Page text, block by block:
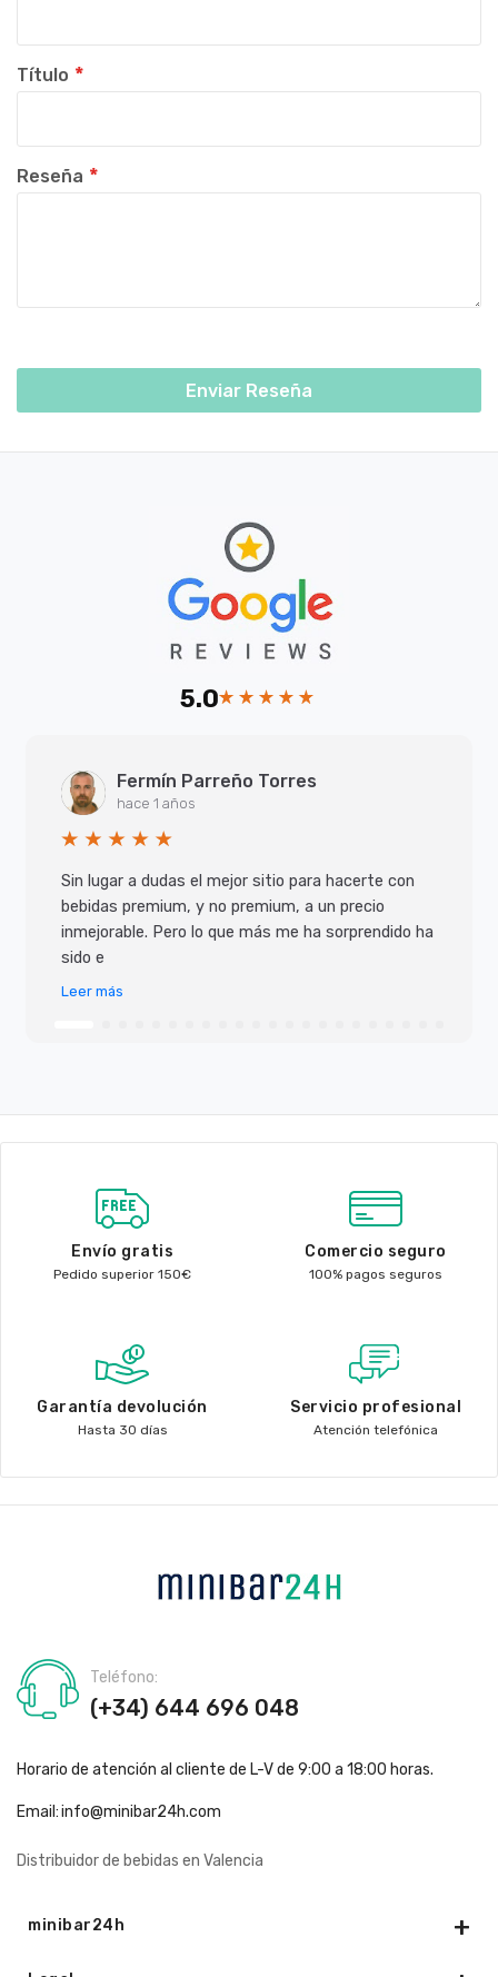
Título
Reseña
Enviar Reseña
5.0
Fermín Parreño Torres
hace 1 años
Sin lugar a dudas el mejor sitio para hacerte con
bebidas premium, y no premium, a un precio
inmejorable. Pero lo que más me ha sorprendido ha
sido e
Leer más
Envío gratis
Pedido superior 150€
Comercio seguro
100% pagos seguros
Garantía devolución
Hasta 30 días
Servicio profesional
Atención telefónica
Teléfono:
(+34) 644 696 048
Horario de atención al cliente de L-V de 9:00 a 18:00 horas.
Email:info@minibar24h.com
Distribuidor de bebidas en Valencia
minibar24h